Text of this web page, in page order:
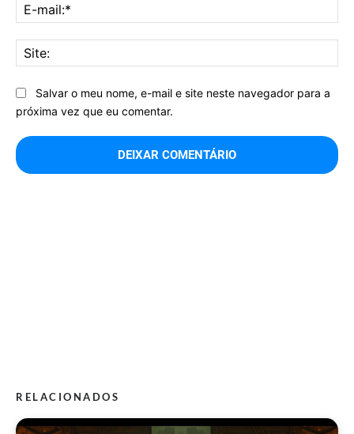
Salvar o meu nome, e-mail e site neste navegador para a
próxima vez que eu comentar.
RELACIONADOS